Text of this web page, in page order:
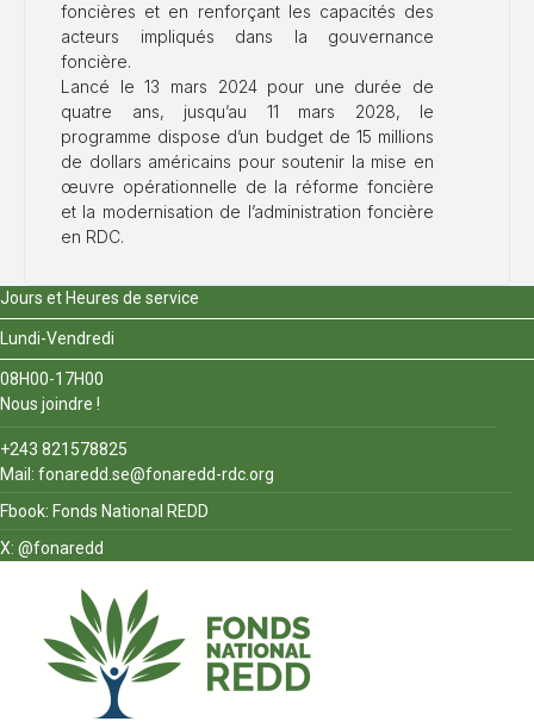
foncières et en renforçant les capacités des
acteurs impliqués dans la gouvernance
foncière.
Lancé le 13 mars 2024 pour une durée de
quatre ans, jusqu’au 11 mars 2028, le
programme dispose d’un budget de 15 millions
de dollars américains pour soutenir la mise en
œuvre opérationnelle de la réforme foncière
et la modernisation de l’administration foncière
en RDC.
Jours et Heures de service
Lundi-Vendredi
08H00-17H00
Nous joindre !
+243 821578825
Mail: fonaredd.se@fonaredd-rdc.org
Fbook: Fonds National REDD
X: @fonaredd